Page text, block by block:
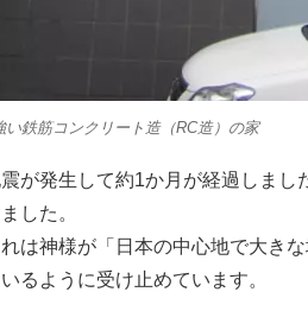
い鉄筋コンクリート造（RC造）の家
が発生して約1か月が経過しま
した。
は神様が「日本の中心地で大き
るように受け止めています。